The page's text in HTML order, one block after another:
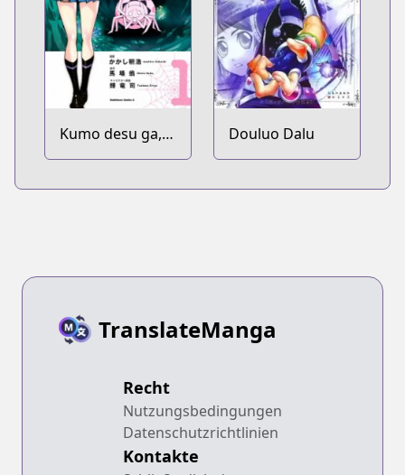
Kumo desu ga,
Nani ka?
Douluo Dalu
TranslateManga
Recht
Nutzungsbedingungen
Datenschutzrichtlinien
Kontakte